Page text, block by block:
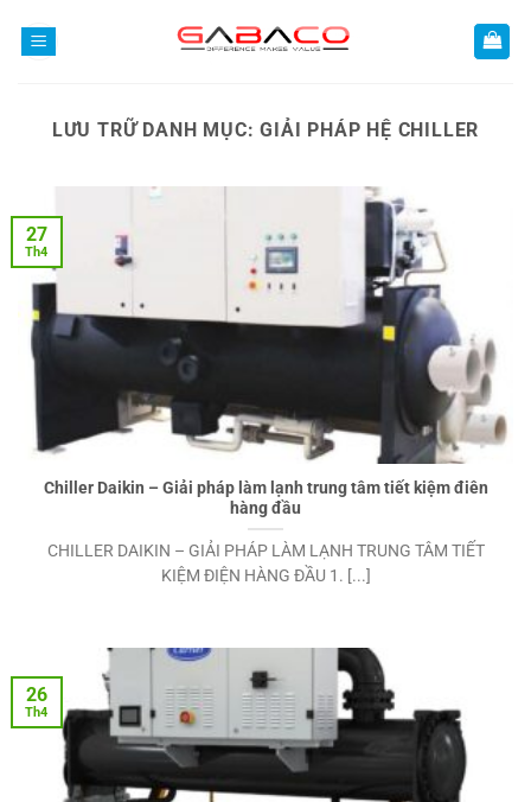
LƯU TRỮ DANH MỤC:GIẢI PHÁP HỆ CHILLER
Chiller Daikin – Giải pháp làm lạnh trung tâm tiết kiệm điên
hàng đầu
CHILLER DAIKIN – GIẢI PHÁP LÀM LẠNH TRUNG TÂM TIẾT
KIỆM ĐIỆN HÀNG ĐẦU 1. [...]
27
Th4
26
Th4